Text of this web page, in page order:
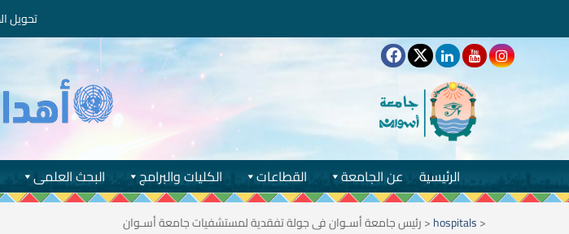
تحويل
البحث العلمى الكليات والبرامج القطاعات عن الجامعة الرئيسية
<
hospitals
<رئيس جامعة أسـوان فى جولة تفقدية لمستشفيات جامعة أسـوان